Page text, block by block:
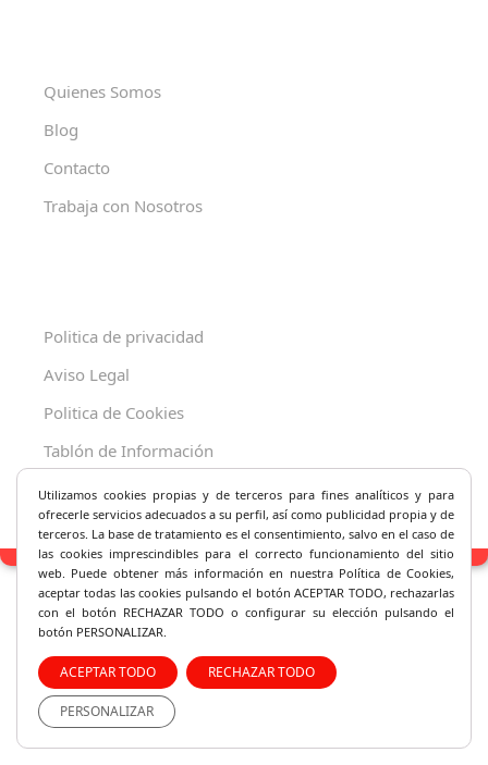
Quienes Somos
Blog
Contacto
Trabaja con Nosotros
Politica de privacidad
Aviso Legal
Politica de Cookies
Tablón de Información
Decreto 625/2019
Utilizamos cookies propias y de terceros para fines analíticos y para
ofrecerle servicios adecuados a su perfil, así como publicidad propia y de
terceros. La base de tratamiento es el consentimiento, salvo en el caso de
las cookies imprescindibles para el correcto funcionamiento del sitio
web. Puede obtener más información en nuestra Política de Cookies,
aceptar todas las cookies pulsando el botón ACEPTAR TODO, rechazarlas
con el botón RECHAZAR TODO o configurar su elección pulsando el
botón PERSONALIZAR.
ACEPTAR TODO RECHAZAR TODO
PERSONALIZAR